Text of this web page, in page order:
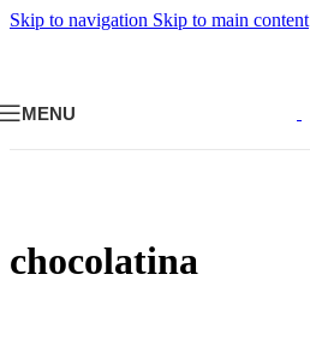
Skip to navigation Skip to main content
MENU
chocolatina